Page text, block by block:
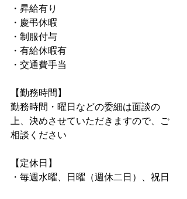
・昇給有り
・慶弔休暇
・制服付与
・有給休暇有
・交通費手当
【勤務時間】
勤務時間・曜日などの委細は面談の
上、決めさせていただきますので、ご
相談ください
【定休日】
・毎週水曜、日曜（週休二日）、祝日